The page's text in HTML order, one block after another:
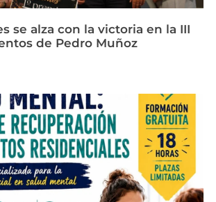
se alza con la victoria en la III
de Pedro Muñoz